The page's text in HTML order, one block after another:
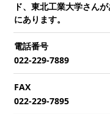
ド、東北工業大学さん
にあります。
電話番号
022-229-7889
FAX
022-229-7895